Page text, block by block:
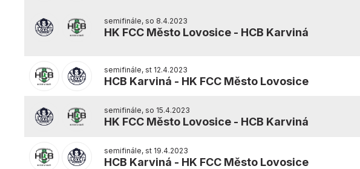
semifinále, so 8.4.2023
HK FCC Město Lovosice - HCB Karviná
semifinále, st 12.4.2023
HCB Karviná - HK FCC Město Lovosice
semifinále, so 15.4.2023
HK FCC Město Lovosice - HCB Karviná
semifinále, st 19.4.2023
HCB Karviná - HK FCC Město Lovosice